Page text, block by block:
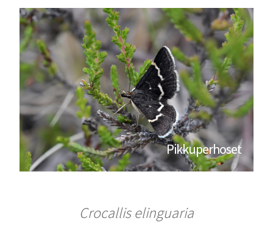
Pikkuperhoset
Crocallis elinguaria